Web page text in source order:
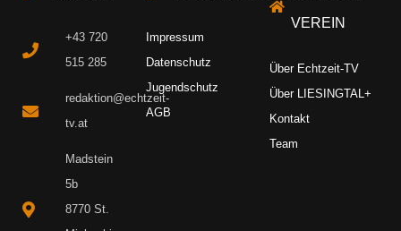
+43 720
515 285
redaktion@echtzeit-
tv.at
Madstein
5b
8770 St.
Impressum
Datenschutz
Jugendschutz
AGB
VEREIN
Über Echtzeit-TV
Über LIESINGTAL+
Kontakt
Team